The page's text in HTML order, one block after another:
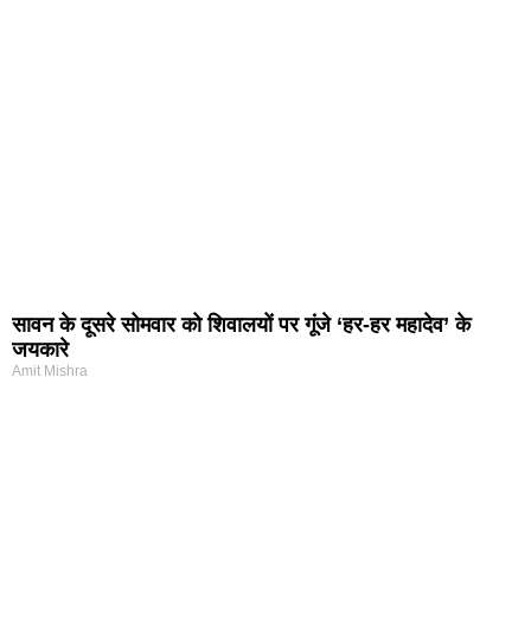
सावन के दूसरे सोमवार को शिवालयों पर गूंजे ‘हर-हर महादेव’ के
जयकारे
Amit Mishra